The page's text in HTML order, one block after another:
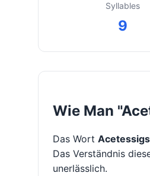
Syllables
9
Wie Man
Das Wort
Das Verständnis
unerlässlich.